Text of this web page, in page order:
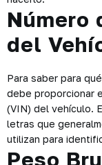
Número
del
Para saber para
debe proporcionar
(VIN) del vehículo.
letras que
utilizan para
Peso